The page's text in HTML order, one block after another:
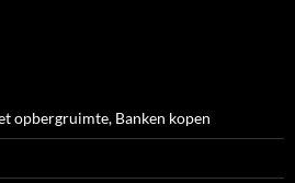
opbergruimte, Banken kopen